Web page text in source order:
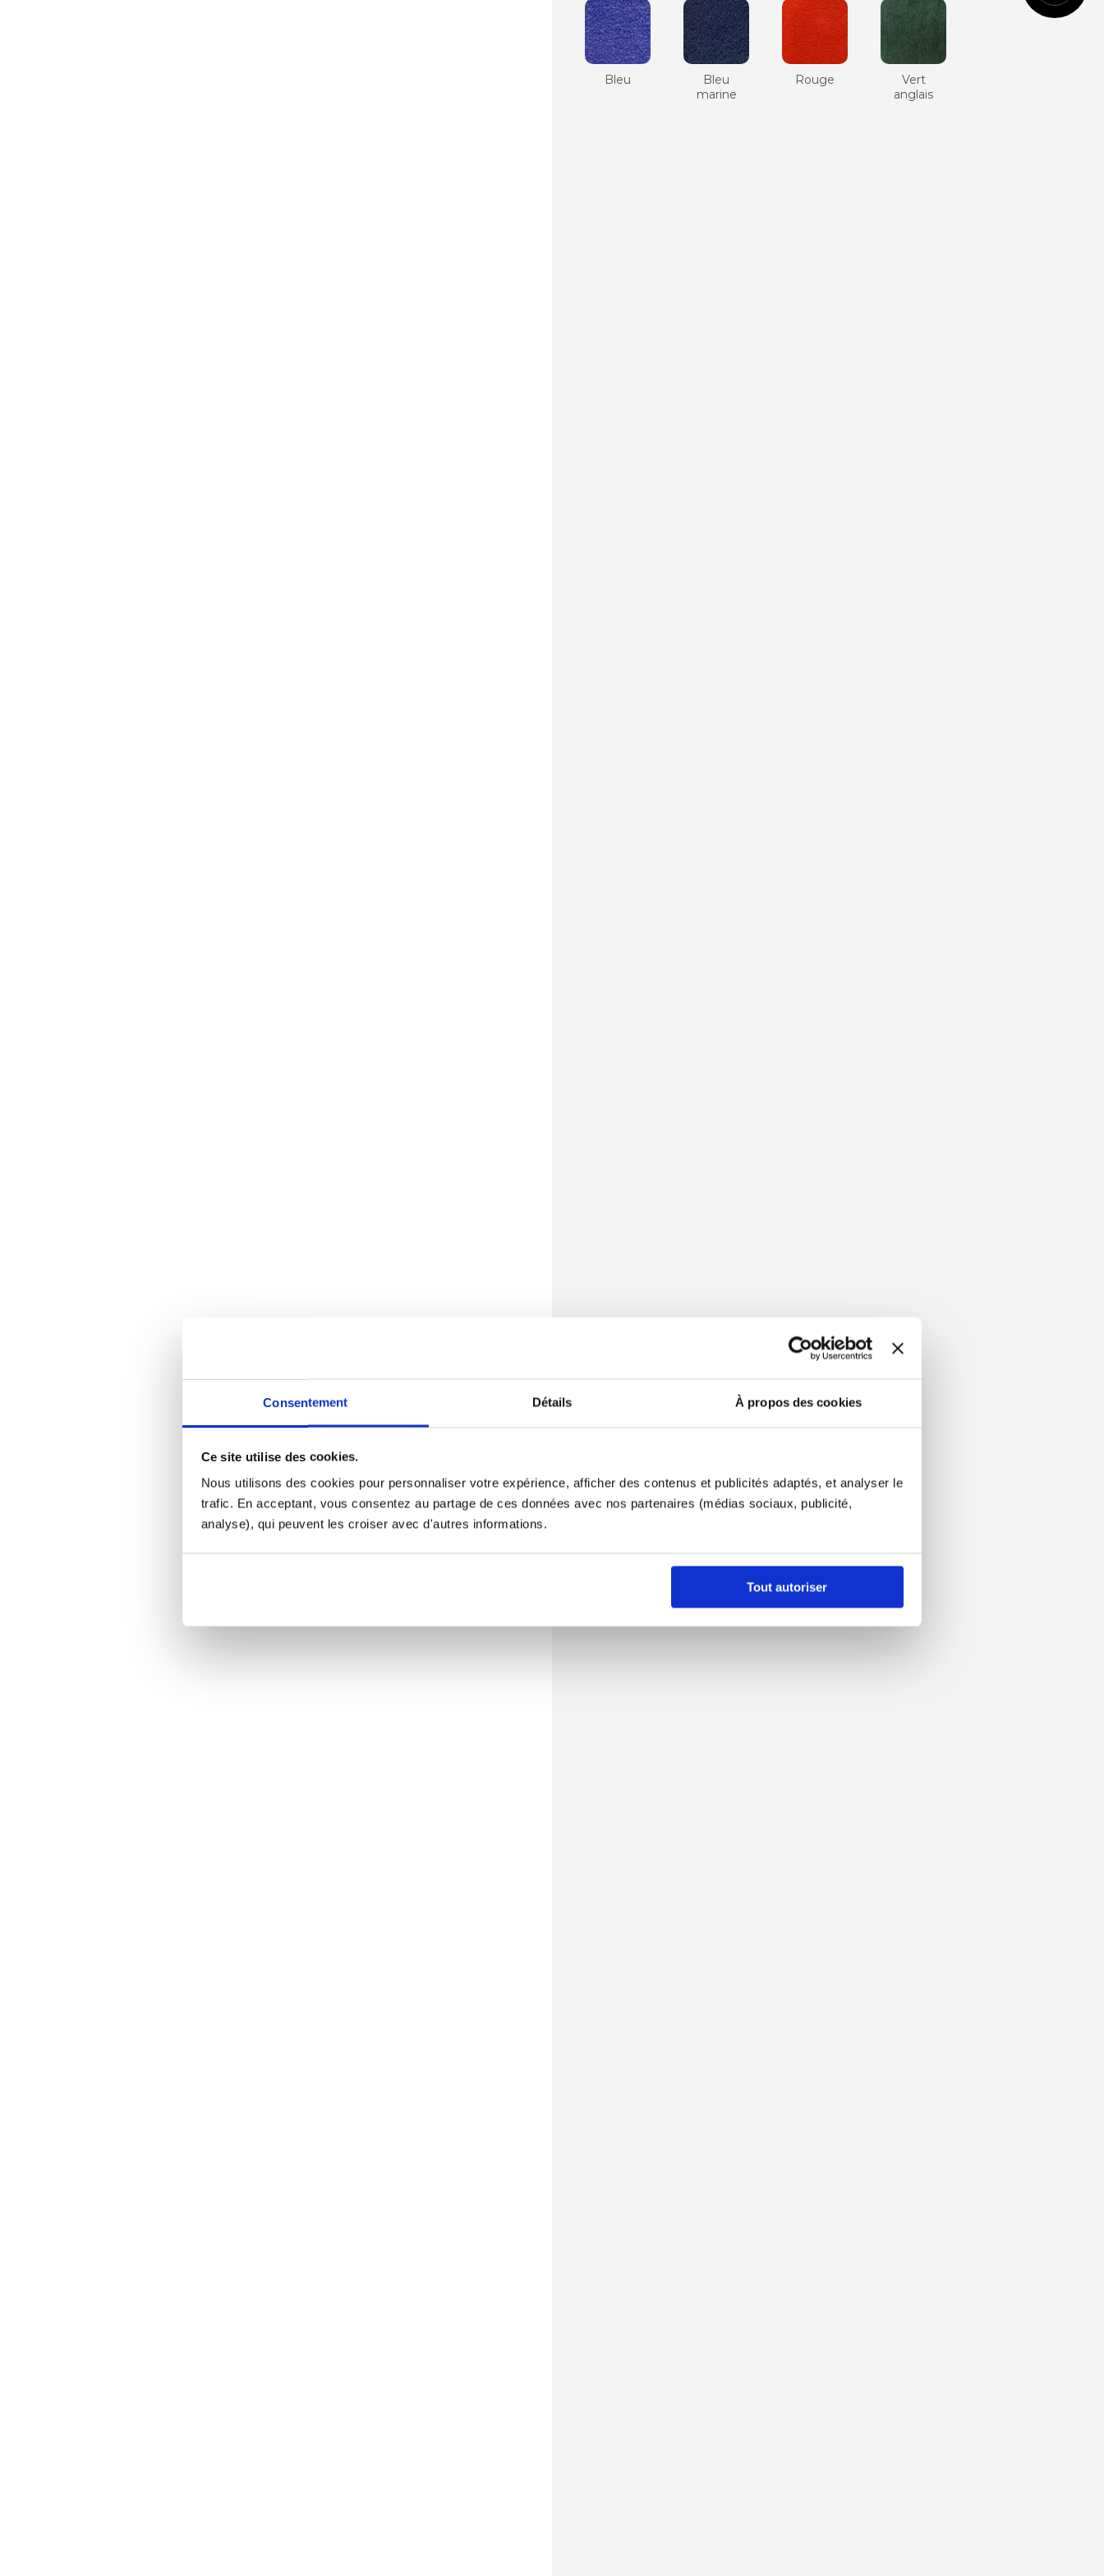
Consentement Détails À propos des cookies
Ce site utilise des cookies.
Nous utilisons des cookies pour personnaliser votre expérience, afficher des contenus et publicités adaptés, et analyser le
trafic. En acceptant, vous consentez au partage de ces données avec nos partenaires (médias sociaux, publicité,
analyse), qui peuvent les croiser avec d'autres informations.
Tout autoriser
Bleu
Bleu
marine
Rouge
Vert
anglais